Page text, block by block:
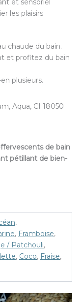
et sensoriel
les plaisirs
chaude du bain.
et profitez du bain
plusieurs.
Aqua, CI 18050
de bain
pétillant de bien-
,
, Framboise,
/ Patchouli,
, Coco, Fraise,